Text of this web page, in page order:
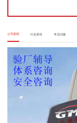
公司新闻 行业资讯 常见问题